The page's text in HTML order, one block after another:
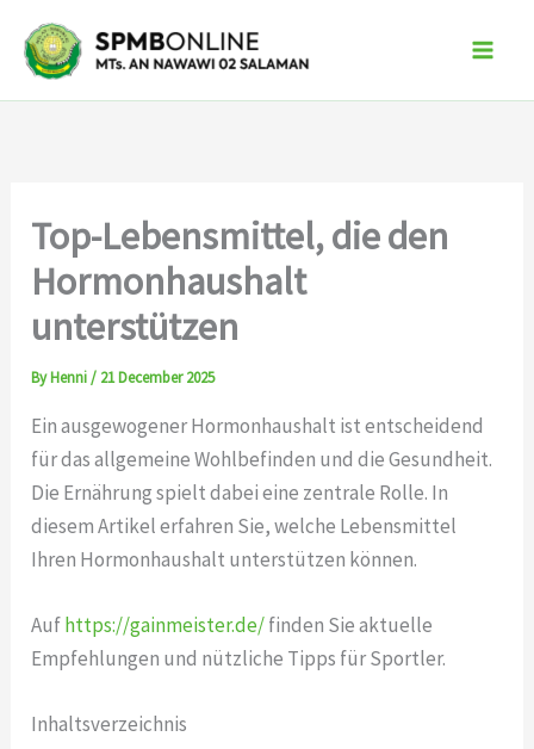
content
Top-Lebensmittel, die den
Hormonhaushalt
unterstützen
ByHenni/ 21 December 2025
Ein ausgewogener Hormonhaushalt ist entscheidend
für das allgemeine Wohlbefinden und die Gesundheit.
Die Ernährung spielt dabei eine zentrale Rolle. In
diesem Artikel erfahren Sie, welche Lebensmittel
Ihren Hormonhaushalt unterstützen können.
Aufhttps://gainmeister.de/finden Sie aktuelle
Empfehlungen und nützliche Tipps für Sportler.
Inhaltsverzeichnis